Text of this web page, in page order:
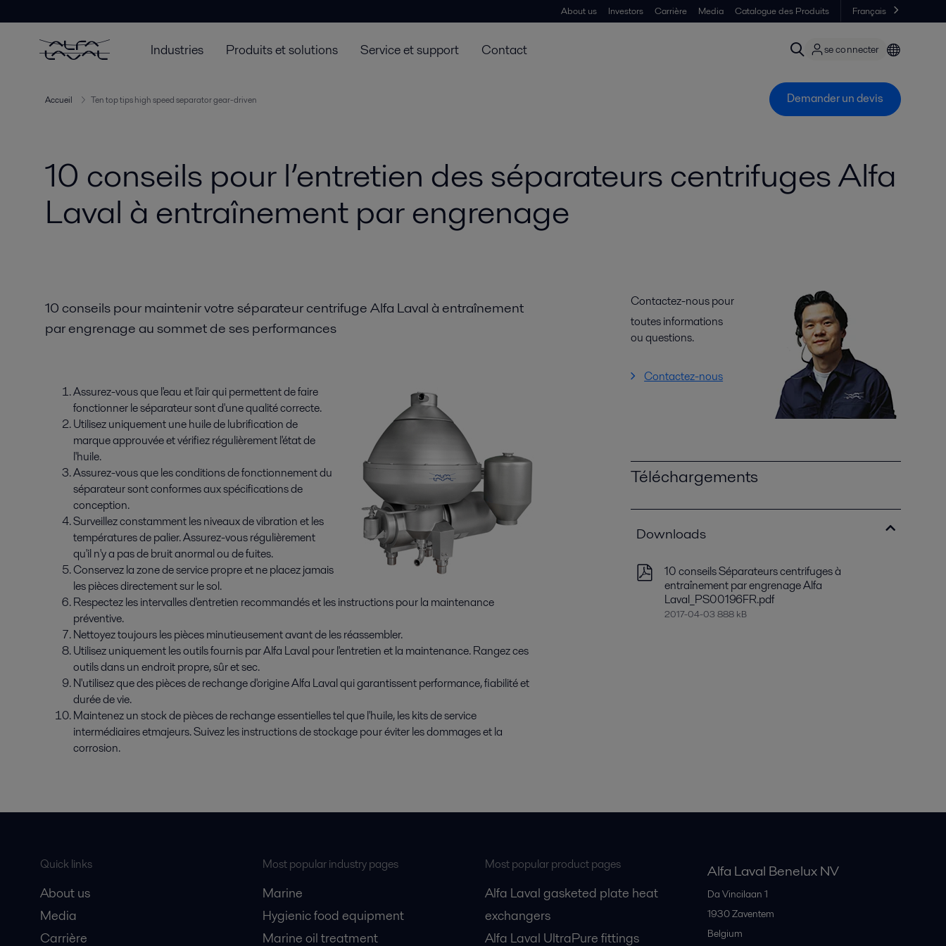
About us Investors Carrière Media Catalogue des Produits Français
Industries Produits et solutions Service et support Contact se connecter
Accueil Ten top tips high speed separator gear-driven Demander un devis
10 conseils pour l’entretien des séparateurs centrifuges Alfa
Laval à entraînement par engrenage
10 conseils pour maintenir votre séparateur centrifuge Alfa Laval à entraînement
par engrenage au sommet de ses performances
Assurez-vous que l'eau et l'air qui permettent de faire
fonctionner le séparateur sont d'une qualité correcte.
Utilisez uniquement une huile de lubrification de
marque approuvée et vérifiez régulièrement l'état de
l'huile.
Assurez-vous que les conditions de fonctionnement du
séparateur sont conformes aux spécifications de
conception.
Surveillez constamment les niveaux de vibration et les
températures de palier. Assurez-vous régulièrement
qu'il n'y a pas de bruit anormal ou de fuites.
Conservez la zone de service propre et ne placez jamais
les pièces directement sur le sol.
Respectez les intervalles d'entretien recommandés et les instructions pour la maintenance
préventive.
Nettoyez toujours les pièces minutieusement avant de les réassembler.
Utilisez uniquement les outils fournis par Alfa Laval pour l'entretien et la maintenance. Rangez ces
outils dans un endroit propre, sûr et sec.
N'utilisez que des pièces de rechange d'origine Alfa Laval qui garantissent performance, fiabilité et
durée de vie.
Maintenez un stock de pièces de rechange essentielles tel que l'huile, les kits de service
intermédiaires etmajeurs. Suivez les instructions de stockage pour éviter les dommages et la
corrosion.
Contactez-nous pour
toutes informations
ou questions.
Contactez-nous
Téléchargements
Downloads
10 conseils Séparateurs centrifuges à
entraînement par engrenage Alfa
Laval_PS00196FR.pdf
2017-04-03 888 kB
Quick links
About us
Media
Carrière
Most popular industry pages
Marine
Hygienic food equipment
Marine oil treatment
Most popular product pages
Alfa Laval gasketed plate heat
exchangers
Alfa Laval UltraPure fittings
Alfa Laval Benelux NV
Da Vincilaan 1
1930Zaventem
Belgium